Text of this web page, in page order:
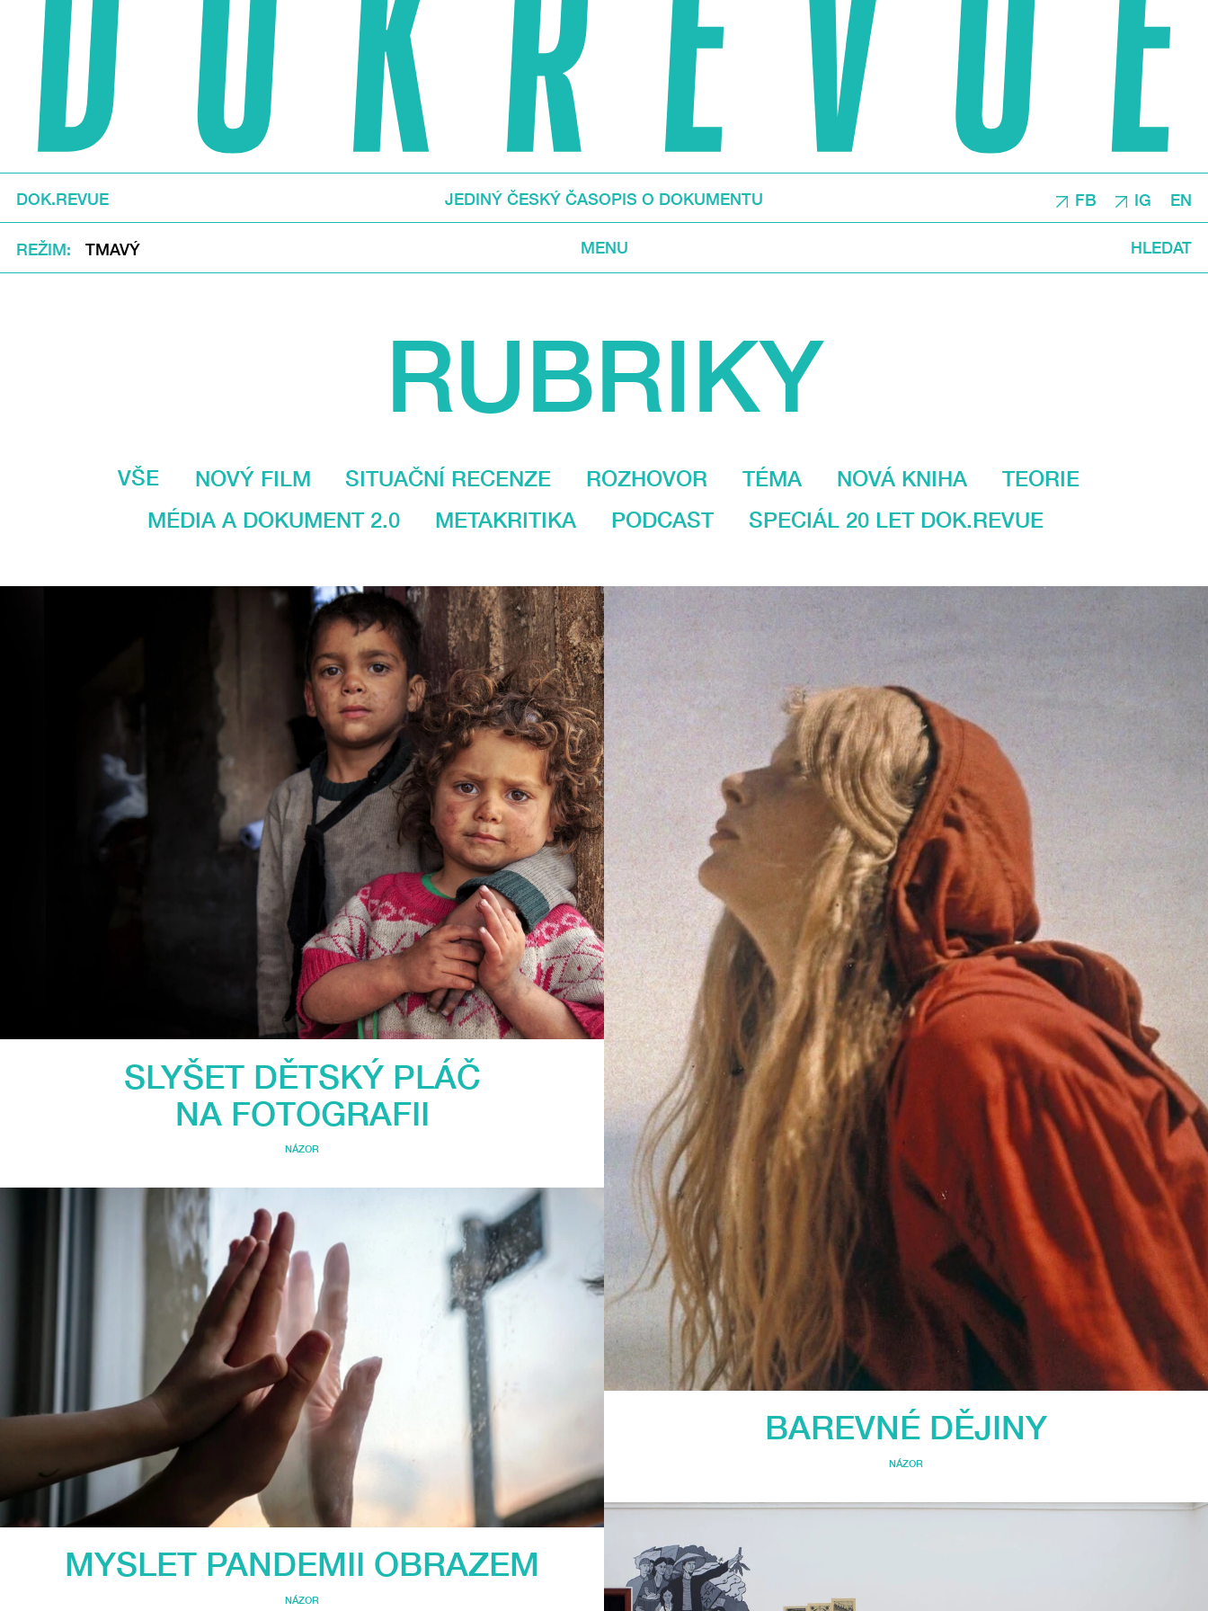
DOK.REVUE JEDINÝ ČESKÝ ČASOPIS O DOKUMENTU FB IG EN
REŽIM TMAVÝ MENU HLEDAT
RUBRIKY
VŠE NOVÝ FILM SITUAČNÍ RECENZE ROZHOVOR TÉMA NOVÁ KNIHA
TEORIE
MÉDIA A DOKUMENT 2.0
METAKRITIKA PODCAST SPECIÁL 20 LET DOK.REVUE
SLYŠET DĚTSKÝ PLÁČ
NA FOTOGRAFII
NÁZOR
MYSLET PANDEMII OBRAZEM
NÁZOR
BAREVNÉ DĚJINY
NÁZOR